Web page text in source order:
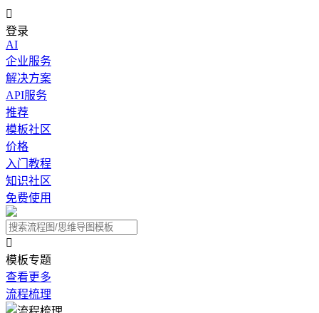

登录
AI
企业服务
解决方案
API服务
推荐
模板社区
价格
入门教程
知识社区
免费使用

模板专题
查看更多
流程梳理